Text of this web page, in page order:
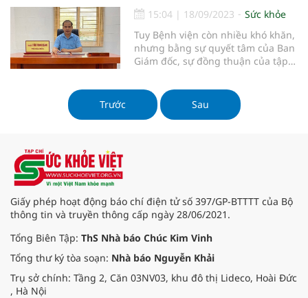
15:04 | 18/09/2023
Sức khỏe
Tuy Bệnh viện còn nhiều khó khăn,
nhưng bằng sự quyết tâm của Ban
Giám đốc, sự đồng thuận của tập
thần tỉnh Hà Nam đã tạo được
những chuyển biến tích cực trong
công tác khám chữa bệnh.
Trước Sau
Giấy phép hoạt động báo chí điện tử số 397/GP-BTTTT của Bộ
thông tin và truyền thông cấp ngày 28/06/2021.
Tổng Biên Tập: ThS Nhà báo Chúc Kim Vinh
Tổng thư ký tòa soạn: Nhà báo Nguyễn Khải
Trụ sở chính: Tầng 2, Căn 03NV03, khu đô thị Lideco, Hoài Đức
, Hà Nội